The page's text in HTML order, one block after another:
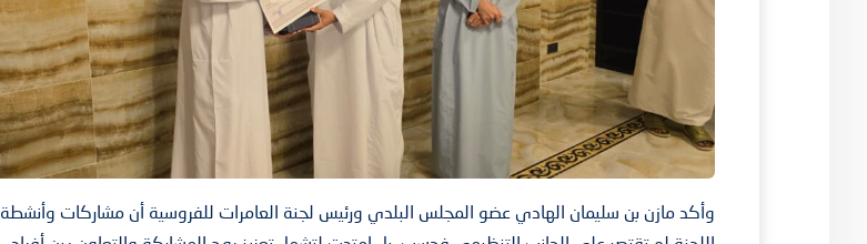
وأكد مازن بن سليمان الهادي عضو المجلس البلدي ورئيس لجنة العامرات للفروسية أن مشاركات وأنشطة